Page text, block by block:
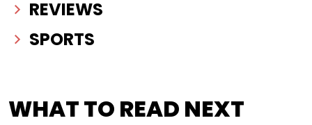
REVIEWS
SPORTS
WHAT TO READ NEXT